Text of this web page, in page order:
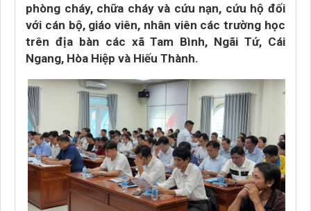
phòng cháy, chữa cháy và cứu nạn, cứu hộ đối
với cán bộ, giáo viên, nhân viên các trường học
trên địa bàn các xã Tam Bình, Ngãi Tứ, Cái
Ngang, Hòa Hiệp và Hiếu Thành.